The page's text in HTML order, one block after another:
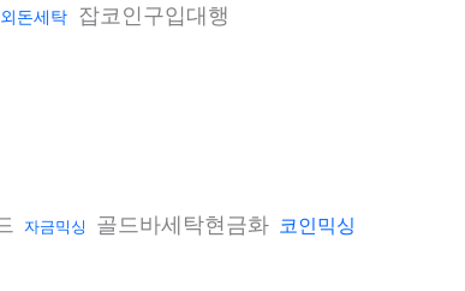
돈세탁 잡코인구입대행
자금믹싱 골드바세탁현금화 코인믹싱